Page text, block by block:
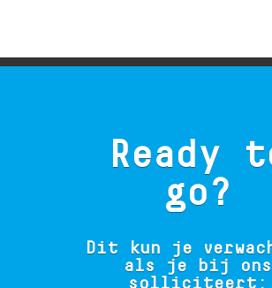
Ready
go?
Dit kun je
als je bij ons
solliciteert: